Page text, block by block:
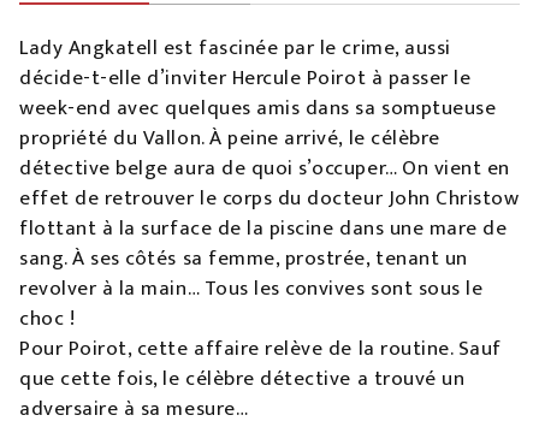
Lady Angkatell est fascinée par le crime, aussi
décide-t-elle d’inviter Hercule Poirot à passer le
week-end avec quelques amis dans sa somptueuse
propriété du Vallon. À peine arrivé, le célèbre
détective belge aura de quoi s’occuper… On vient en
effet de retrouver le corps du docteur John Christow
flottant à la surface de la piscine dans une mare de
sang. À ses côtés sa femme, prostrée, tenant un
revolver à la main… Tous les convives sont sous le
choc !
Pour Poirot, cette affaire relève de la routine. Sauf
que cette fois, le célèbre détective a trouvé un
adversaire à sa mesure…